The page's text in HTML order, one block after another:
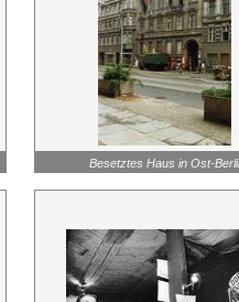
Besetztes Haus in Ost-